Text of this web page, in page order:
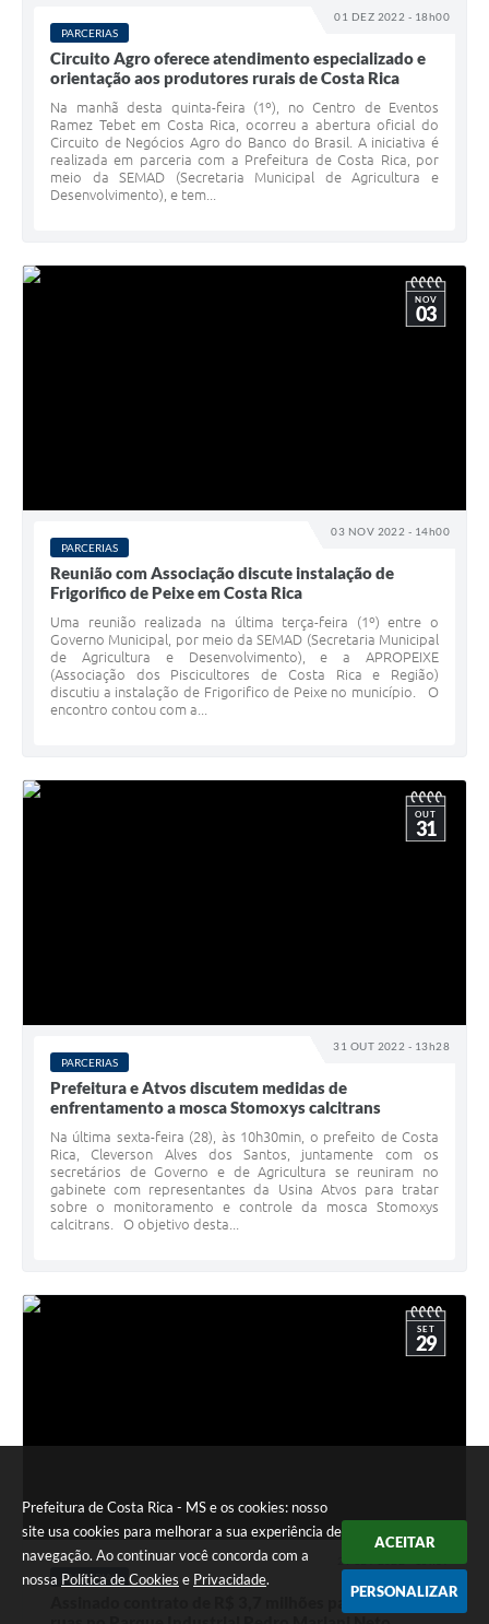
Prefeitura de Costa Rica - MS e os cookies: nosso
site usa cookies para melhorar a sua experiência de
navegação. Ao continuar você concorda com a
nossa Política de Cookies e Privacidade.
ACEITAR
PERSONALIZAR
01 DEZ 2022 - 18h00
PARCERIAS
Circuito Agro oferece atendimento especializado e
orientação aos produtores rurais de Costa Rica
Na manhã desta quinta-feira (1º), no Centro de Eventos
Ramez Tebet em Costa Rica, ocorreu a abertura oficial do
Circuito de Negócios Agro do Banco do Brasil. A iniciativa é
realizada em parceria com a Prefeitura de Costa Rica, por
meio da SEMAD (Secretaria Municipal de Agricultura e
Desenvolvimento), e tem...
03 NOV 2022 - 14h00
NOV
03
PARCERIAS
Reunião com Associação discute instalação de
Frigorifico de Peixe em Costa Rica
Uma reunião realizada na última terça-feira (1º) entre o
Governo Municipal, por meio da SEMAD (Secretaria Municipal
de Agricultura e Desenvolvimento), e a APROPEIXE
(Associação dos Piscicultores de Costa Rica e Região)
discutiu a instalação de Frigorifico de Peixe no município. O
encontro contou com a...
31 OUT 2022 - 13h28
OUT
31
PARCERIAS
Prefeitura e Atvos discutem medidas de
enfrentamento a mosca Stomoxys calcitrans
Na última sexta-feira (28), às 10h30min, o prefeito de Costa
Rica, Cleverson Alves dos Santos, juntamente com os
secretários de Governo e de Agricultura se reuniram no
gabinete com representantes da Usina Atvos para tratar
sobre o monitoramento e controle da mosca Stomoxys
calcitrans. O objetivo desta...
29 SET 2022 - 15h07
SET
29
PARCERIAS
Assinado contrato de R$ 3,7 milhões para asfaltar